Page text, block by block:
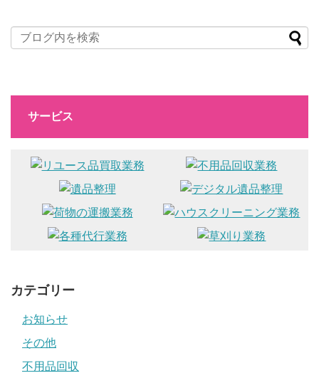
サービス
カテゴリー
お知らせ
その他
不用品回収